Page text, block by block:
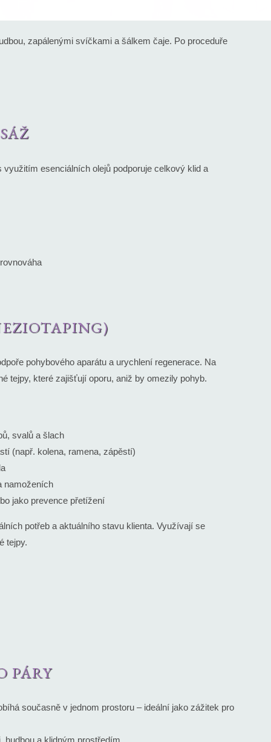
zapálenými svíčkami a šálkem čaje. Po proceduře
esenciálních olejů podporuje celkový klid a
pohybového aparátu a urychlení regenerace. Na
tejpy, které zajišťují oporu, aniž by omezily pohyb.
svalů a šlach
(např. kolena, ramena, zápěstí)
namoženích
jako prevence přetížení
potřeb a aktuálního stavu klienta. Využívají se
tejpy.
PÁRY
současně v jednom prostoru – ideální jako zážitek pro
a klidným prostředím.